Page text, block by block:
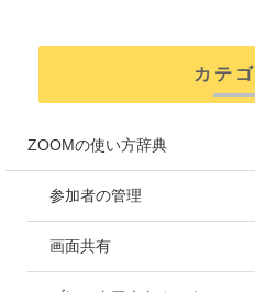
カテ
ZOOMの使い方辞典
参加者の管理
画面共有